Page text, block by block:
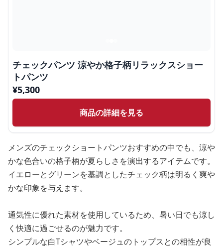
チェックパンツ 涼やか格子柄リラックスショー
トパンツ
¥5,300
商品の詳細を見る
メンズのチェックショートパンツおすすめの中でも、涼や
かな色合いの格子柄が夏らしさを演出するアイテムです。
イエローとグリーンを基調としたチェック柄は明るく爽や
かな印象を与えます。
通気性に優れた素材を使用しているため、暑い日でも涼し
く快適に過ごせるのが魅力です。
シンプルな白Tシャツやベージュのトップスとの相性が良